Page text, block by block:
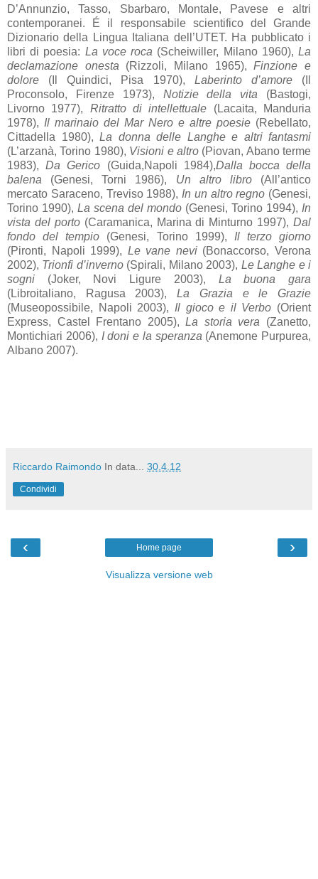
D’Annunzio, Tasso, Sbarbaro, Montale, Pavese e altri
contemporanei. É il responsabile scientifico del Grande
Dizionario della Lingua Italiana dell’UTET. Ha pubblicato i
libri di poesia: La voce roca (Scheiwiller, Milano 1960),La
declamazione onesta (Rizzoli, Milano 1965),Finzione e
dolore (Il Quindici, Pisa 1970), Laberinto d’amore (Il
Proconsolo, Firenze 1973), Notizie della vita (Bastogi,
Livorno 1977), Ritratto di intellettuale (Lacaita, Manduria
1978), Il marinaio del Mar Nero e altre poesie (Rebellato,
Cittadella 1980), La donna delle Langhe e altri fantasmi
(L’arzanà, Torino 1980), Visioni e altro (Piovan, Abano terme
1983),Da Gerico (Guida,Napoli 1984),Dalla bocca della
balena (Genesi, Torni 1986), Un altro libro (All’antico
mercato Saraceno, Treviso 1988), In un altro regno (Genesi,
Torino 1990), La scena del mondo (Genesi, Torino 1994), In
vista del porto (Caramanica, Marina di Minturno 1997), Dal
fondo del tempio (Genesi, Torino 1999), Il terzo giorno
(Pironti, Napoli 1999), Le vane nevi (Bonaccorso, Verona
2002), Trionfi d’inverno (Spirali, Milano 2003), Le Langhe e i
sogni (Joker, Novi Ligure 2003), La buona gara
(Libroitaliano, Ragusa 2003),La Grazia e le Grazie
(Museopossibile, Napoli 2003), Il gioco e il Verbo (Orient
Express, Castel Frentano 2005),La storia vera (Zanetto,
Montichiari 2006), I doni e la speranza (Anemone Purpurea,
Albano 2007).
Riccardo Raimondo In data... 30.4.12
Condividi
‹ ›
Home page
Visualizza versione web